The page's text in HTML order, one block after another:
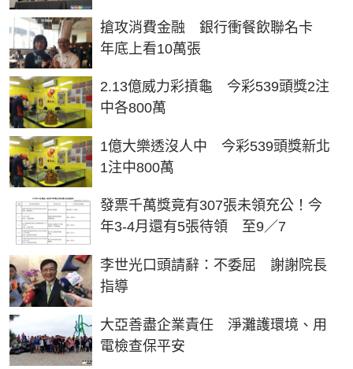
搶攻消費金融 銀行衝餐飲聯名卡
年底上看10萬張
2.13億威力彩摃龜 今彩539頭獎2注
中各800萬
1億大樂透沒人中 今彩539頭獎新北
1注中800萬
發票千萬獎竟有307張未領充公！今
年3-4月還有5張待領 至9／7
李世光口頭請辭：不委屈 謝謝院長
指導
大亞善盡企業責任 淨灘護環境、用
電檢查保平安